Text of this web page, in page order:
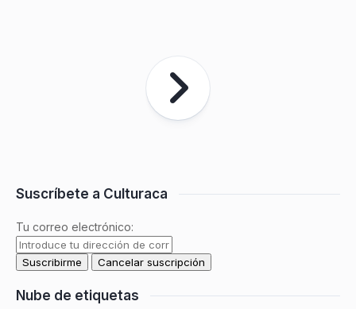
Suscríbete a Culturaca
Tu correo electrónico:
Nube de etiquetas